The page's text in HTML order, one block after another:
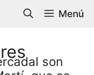
Menú
son